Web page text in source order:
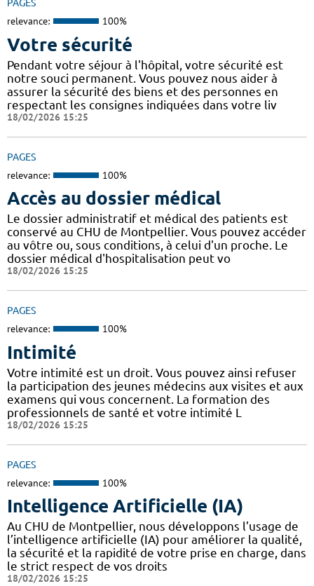
PAGES
relevance: 100%
Votre sécurité
Pendant votre séjour à l'hôpital, votre sécurité est
notre souci permanent. Vous pouvez nous aider à
assurer la sécurité des biens et des personnes en
respectant les consignes indiquées dans votre liv
18/02/2026 15:25
PAGES
relevance: 100%
Accès au dossier médical
Le dossier administratif et médical des patients est
conservé au CHU de Montpellier. Vous pouvez accéder
au vôtre ou, sous conditions, à celui d'un proche. Le
dossier médical d'hospitalisation peut vo
18/02/2026 15:25
PAGES
relevance: 100%
Intimité
Votre intimité est un droit. Vous pouvez ainsi refuser
la participation des jeunes médecins aux visites et aux
examens qui vous concernent. La formation des
professionnels de santé et votre intimité L
18/02/2026 15:25
PAGES
relevance: 100%
Intelligence Artificielle (IA)
Au CHU de Montpellier, nous développons l’usage de
l’intelligence artificielle (IA) pour améliorer la qualité,
la sécurité et la rapidité de votre prise en charge, dans
le strict respect de vos droits
18/02/2026 15:25